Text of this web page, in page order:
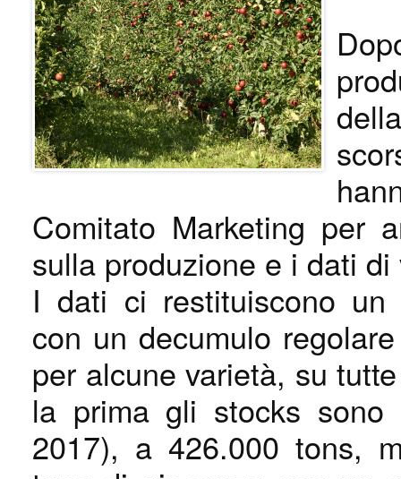
Comitato Marketing per
sulla produzione e i dati
I dati ci restituiscono un
con un decumulo
per alcune varietà, su
la prima gli stocks
2017), a 426.000 tons,